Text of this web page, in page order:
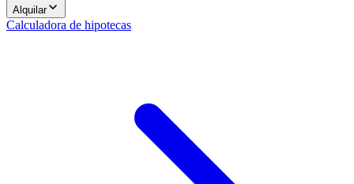
Alquilar
Calculadora de hipotecas